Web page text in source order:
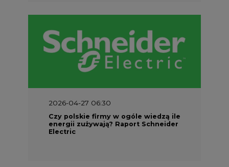
2026-04-27 06:30
Czy polskie firmy w ogóle wiedzą ile
energii zużywają? Raport Schneider
Electric